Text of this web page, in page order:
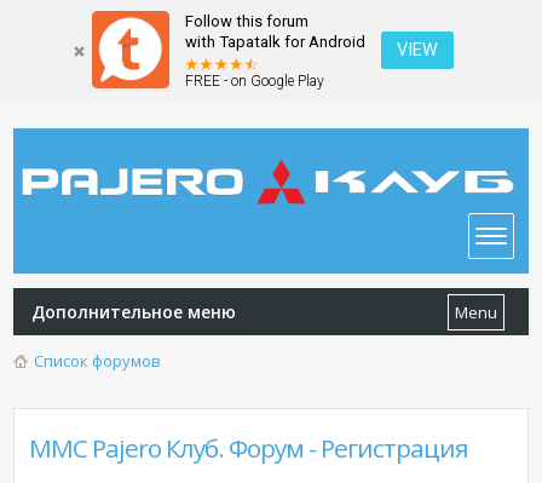
Follow this forum
with Tapatalk for Android
FREE - on Google Play
VIEW
Дополнительное меню Menu
Список форумов
MMC Pajero Клуб. Форум - Регистрация